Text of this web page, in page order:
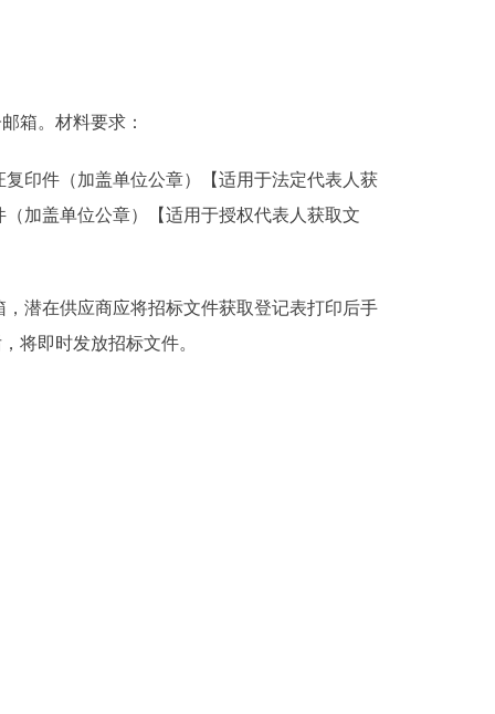
箱。材料要求：
印件（加盖单位公章）【适用于法定代表人获
加盖单位公章）【适用于授权代表人获取文
潜在供应商应将招标文件获取登记表打印后手
将即时发放招标文件。